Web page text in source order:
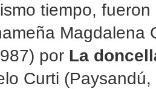
tiempo,
Magdalena
por La
Curti